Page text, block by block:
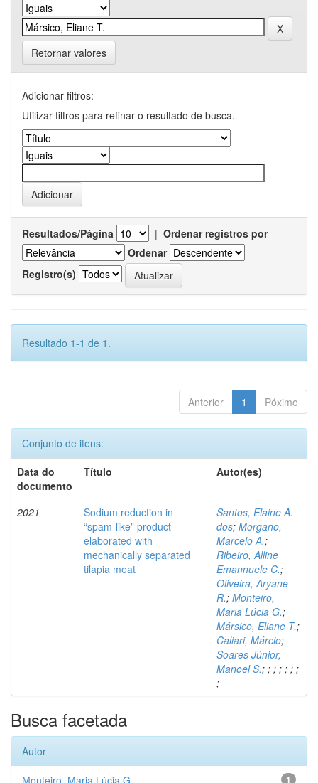
Retornar valores
Adicionar filtros:
Utilizar filtros para refinar o resultado de busca.
Resultados/Página | Ordenar registros por
Ordenar
Registro(s)
Resultado 1-1 de 1.
Anterior 1 Póximo
Conjunto de itens:
Data do
documento
Título Autor(es)
2021
Sodium reduction in
“spam-like” product
elaborated with
mechanically separated
tilapia meat
Santos, Elaine A.
dos; Morgano,
Marcelo A.;
Ribeiro, Alline
Emannuele C.;
Oliveira, Aryane
R.; Monteiro,
Maria Lúcia G.;
Mársico, Eliane T.;
Caliari, Márcio;
Soares Júnior,
Manoel S.; ; ; ; ; ; ;
;
Busca facetada
Autor
1